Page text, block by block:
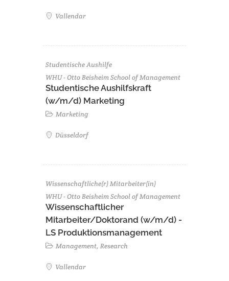
Vallendar
Studentische Aushilfe
WHU - Otto Beisheim School of Management
Studentische Aushilfskraft
(w/m/d) Marketing
Marketing
Düsseldorf
Wissenschaftliche(r) Mitarbeiter(in)
WHU - Otto Beisheim School of Management
Wissenschaftlicher
Mitarbeiter/Doktorand (w/m/d) -
LS Produktionsmanagement
Management, Research
Vallendar